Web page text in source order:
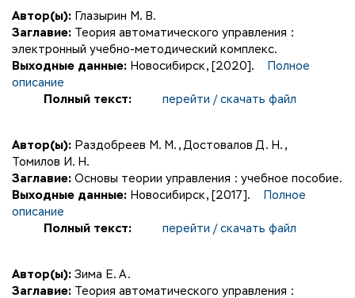
Автор(ы): Глазырин М. В.
Заглавие: Теория автоматического управления :
электронный учебно-методический комплекс.
Выходные данные: Новосибирск, [2020].
Полное
описание
Полный текст:
перейти / скачать файл
Автор(ы): Раздобреев М. М. , Достовалов Д. Н. ,
Томилов И. Н.
Заглавие: Основы теории управления : учебное пособие.
Выходные данные: Новосибирск, [2017].
Полное
описание
Полный текст:
перейти / скачать файл
Автор(ы): Зима Е. А.
Заглавие: Теория автоматического управления :